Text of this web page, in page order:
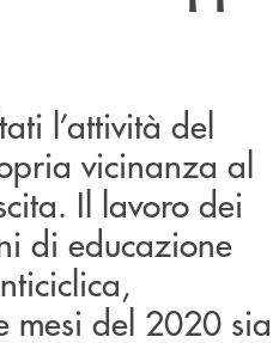
l’attività del
vicinanza al
Il lavoro dei
di educazione
mesi del 2020 sia